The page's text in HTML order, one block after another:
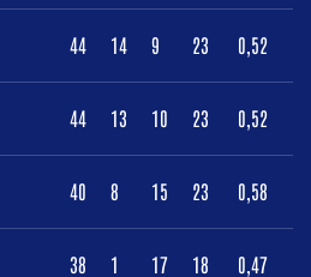
44 14 9 23 0,52
44 13 10 23 0,52
40 8 15 23 0,58
38 1 17 18 0,47